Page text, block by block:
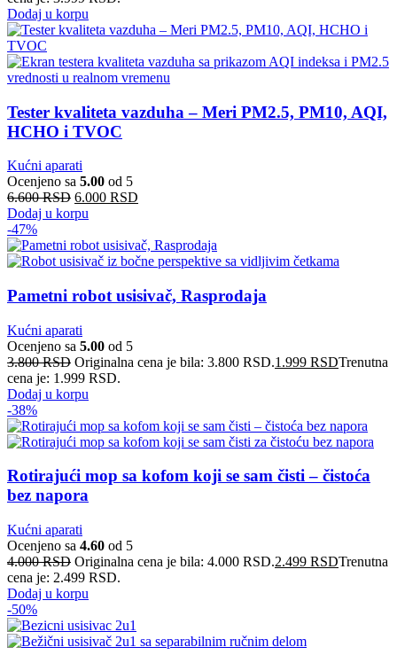
Dodaj u korpu
Tester kvaliteta vazduha – Meri PM2.5, PM10, AQI,
HCHO i TVOC
Kućni aparati
Ocenjeno sa 5.00 od 5
6.600RSD 6.000 RSD
Dodaj u korpu
-47%
Pametni robot usisivač, Rasprodaja
Kućni aparati
Ocenjeno sa 5.00 od 5
3.800RSD Originalna cena je bila: 3.800 RSD.1.999 RSDTrenutna
cena je: 1.999 RSD.
Dodaj u korpu
-38%
Rotirajući mop sa kofom koji se sam čisti – čistoća
bez napora
Kućni aparati
Ocenjeno sa 4.60 od 5
4.000RSD Originalna cena je bila: 4.000 RSD.2.499 RSDTrenutna
cena je: 2.499 RSD.
Dodaj u korpu
-50%